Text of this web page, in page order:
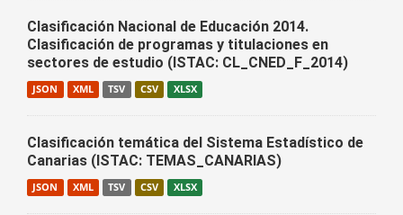
Clasificación Nacional de Educación 2014.
Clasificación de programas y titulaciones en
sectores de estudio (ISTAC: CL_CNED_F_2014)
JSON XML TSV CSV XLSX
Clasificación temática del Sistema Estadístico de
Canarias (ISTAC: TEMAS_CANARIAS)
JSON XML TSV CSV XLSX